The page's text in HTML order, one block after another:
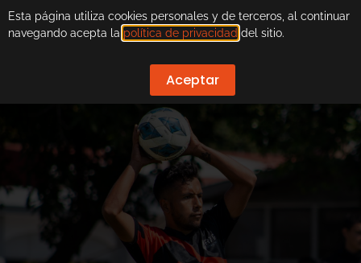
Esta página utiliza cookies personales y de terceros, al continuar
navegando acepta la política de privacidad del sitio.
Aceptar